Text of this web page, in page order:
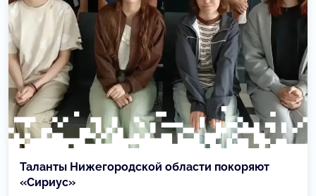
Таланты Нижегородской области покоряют
«Сириус»